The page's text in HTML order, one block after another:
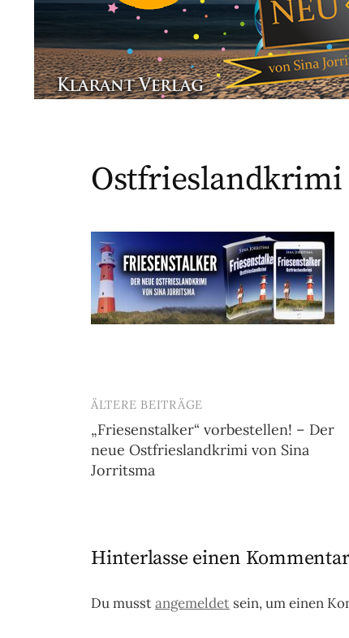
Ostfrieslandkrimi
Beitragsnavigation
ÄLTERE BEITRÄGE
„Friesenstalker“ vorbestellen! – Der
neue Ostfrieslandkrimi von Sina
Jorritsma
Hinterlasse einen
Du musstangemeldet sein, um einen